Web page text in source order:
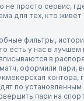
не просто сервис,
для тех, кто
фильтры,
есть у нас в
в
оформили пари,
контора,
по установленным
пари на